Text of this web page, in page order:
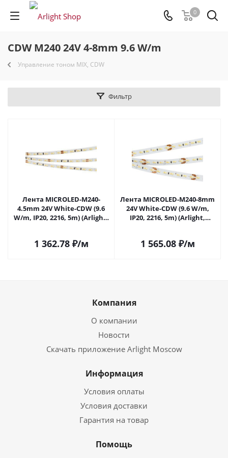
0
CDW M240 24V 4-8mm 9.6 W/m
Управление тоном MIX, CDW
Фильтр
Лента MICROLED-M240-
4.5mm 24V White-CDW (9.6
W/m, IP20, 2216, 5m) (Arlight,
1 362.78₽/м
Лента MICROLED-M240-8mm
24V White-CDW (9.6 W/m,
IP20, 2216, 5m) (Arlight,
1 565.08₽/м
Компания
О компании
Новости
Скачать приложение Arlight Moscow
Информация
Условия оплаты
Условия доставки
Гарантия на товар
Помощь